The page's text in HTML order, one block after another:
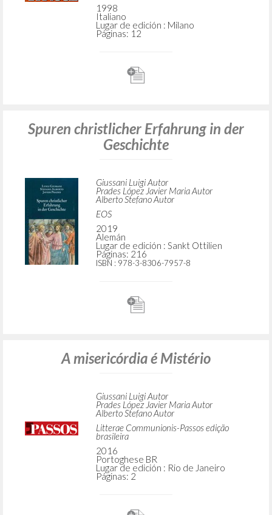
1998
Italiano
Lugar de edición : Milano
Páginas: 12
Spuren christlicher Erfahrung in der
Geschichte
Giussani Luigi Autor
Prades López Javier Maria Autor
Alberto Stefano Autor
EOS
2019
Alemán
Lugar de edición : Sankt Ottilien
Páginas: 216
ISBN : 978-3-8306-7957-8
A misericórdia é Mistério
Giussani Luigi Autor
Prades López Javier Maria Autor
Alberto Stefano Autor
Litterae Communionis-Passos edição
brasileira
2016
Portoghese BR
Lugar de edición : Rio de Janeiro
Páginas: 2